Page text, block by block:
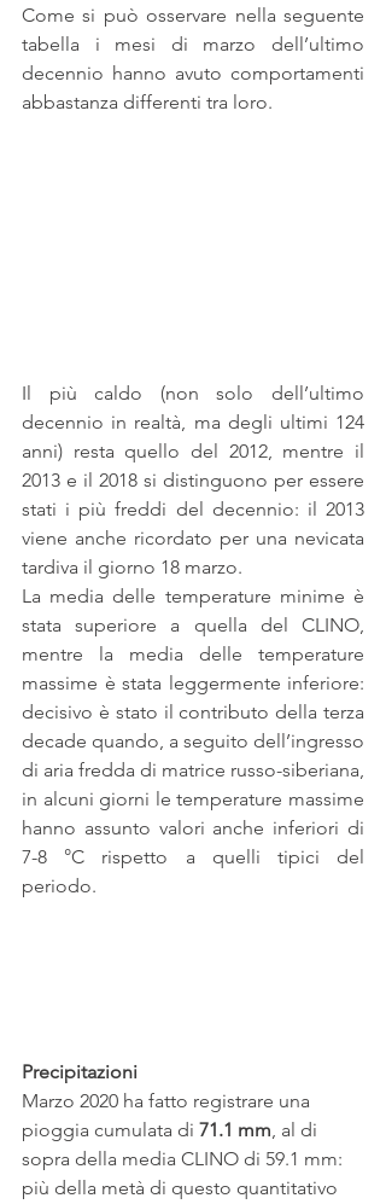
Come si può osservare nella seguente
tabella i mesi di marzo dell’ultimo
decennio hanno avuto comportamenti
abbastanza differenti tra loro.
Il più caldo (non solo dell’ultimo
decennio in realtà, ma degli ultimi 124
anni) resta quello del 2012, mentre il
2013 e il 2018 si distinguono per essere
stati i più freddi del decennio: il 2013
viene anche ricordato per una nevicata
tardiva il giorno 18 marzo.
La media delle temperature minime è
stata superiore a quella del CLINO,
mentre la media delle temperature
massime è stata leggermente inferiore:
decisivo è stato il contributo della terza
decade quando, a seguito dell’ingresso
di aria fredda di matrice russo-siberiana,
in alcuni giorni le temperature massime
hanno assunto valori anche inferiori di
7-8 °C rispetto a quelli tipici del
periodo.
Precipitazioni
Marzo 2020 ha fatto registrare una
pioggia cumulata di 71.1 mm, al di
sopra della media CLINO di 59.1 mm:
più della metà di questo quantitativo